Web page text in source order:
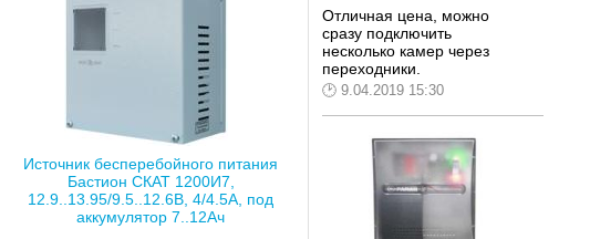
Источник бесперебойного питания
Бастион СКАТ 1200И7,
12.9..13.95/9.5..12.6В, 4/4.5А, под
аккумулятор 7..12Ач
Отличная цена, можно
сразу подключить
несколько камер через
переходники.
9.04.2019 15:30